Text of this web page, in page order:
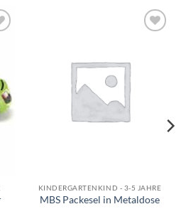
KINDERGARTENKIND - 3-5 JAHRE
MBS Packesel in Metaldose